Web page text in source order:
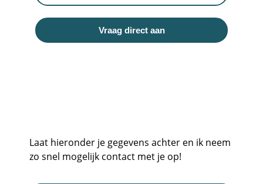
Vraag direct aan
Laat hieronder je gegevens achter en ik neem
zo snel mogelijk contact met je op!